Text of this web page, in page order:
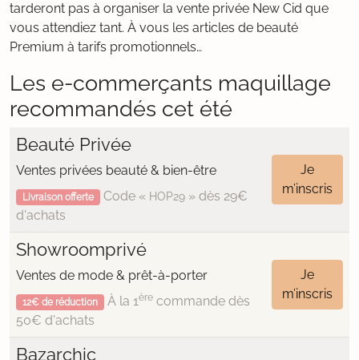
tarderont pas à organiser la vente privée New Cid que
vous attendiez tant. À vous les articles de beauté
Premium à tarifs promotionnels…
Les e-commerçants maquillage
recommandés cet été
Beauté Privée
Ventes privées beauté & bien-être
Livraison offerte Code « HOP29» dès 29€
d'achats
Je
m’inscris
Showroomprivé
Ventes de mode & prêt-à-porter
12€ de réduction À la 1èrecommande dès
50€ d'achats
Je
m’inscris
Bazarchic